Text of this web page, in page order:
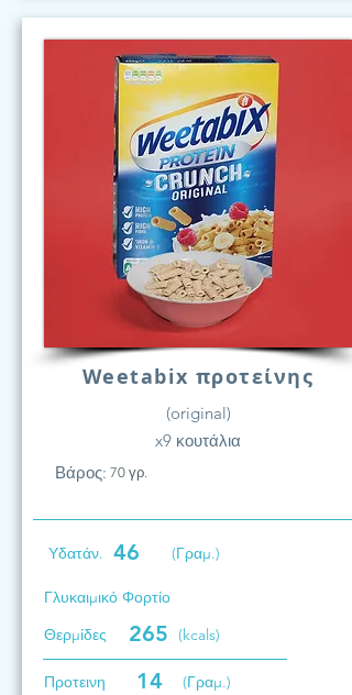
Weetabix προτείνης
(original)
x9 κουτάλια
Βάρος: 70 γρ.
Υδατάν. 46 (Γραμ.)
Γλυκαιμικό Φορτίο
Θερμίδες
265 (kcals)
Προτεινη 14
(Γραμ.)